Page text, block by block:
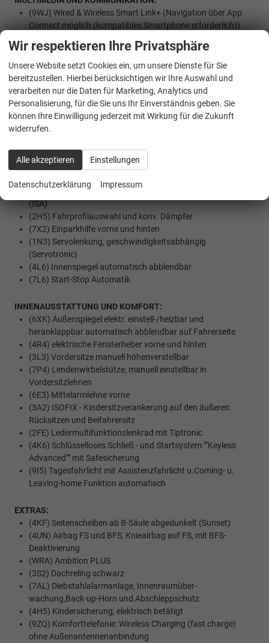
(9WJ) Wired & Wireless Smart Link+ (Navigation über App
Connect möglich (kompatibles Smartphone erforderlich))
(QV3) DAB - Digitaler Radioempfang
(QH1) Sprachsteuerung
SICHERHEIT:
(8J3) ""FRONT ASSIST"" - mit Warnen und Bremsen auf
Fahrzeuge, Fu~g{nger und Radfahrer
(EM2) Ablenkungs- und Müdigkeitserkennung
(UG1) Berganfahrassistent
(4G3) Mit Ausweichunterstützung mit Abbiegeassistent
(NZ4) Notrufsystem - privat eCall
(LT2) Mit Speedlimiter (LIM), mit Intelligent Speed Assist
(ISA)
(2H5) Fahrprofilauswahl und konv. Dämpfer
(7X2) Einparkhilfe vorne und hinten
(1N3) Servolenkung, geschwindigkeitsabhängig
(Servotronic)
(4L6) Innenspiegel automatisch abblendbar
(7L6) Start-Stop Automatik
INNENAUSSTATTUNG UND KOMFORT:
(6XK) Außenspiegel elektr. einstell-/heizbar und
heranklappbar automatisch abblendbar auf Fahrerseite
(4R4) elektrische Fensterheber vorne und hinten
(3L3) Vordersitze manuell höhenverstellbar
(7P4) Lendenwirbelstütze, manuell einstellbar in
Vordersitzlehnen
(6E3) Mittelarmlehne vorne
(3A2) ISOFIX - Kindersitzverankerung auf den äußeren
Rücksitzen und Beifahrersitz
(2FE) Ledermultifunktionslenkrad mit Tiptronic
(4K6) Schlüsselloses Schließ - und Startsystem ""Keyless
Advanced"" mit Safesicherung
(9I5) Tagesfahrlicht mit Assistenzfahrlicht u.Coming- u.
Leaving-home Funktion automatisch
EXTRAS:
(4KF) Seitenscheiben ab B-Säule abgedunkelt (Sunset)
(4UN) Airbag FS und BFS, Knieairbag auf FS, mit BFS-
Deaktivierung
(WRA) Ambition PLUS
(3S2) Dachreling schwarz
(7AL) Diebstahlalarmanlage, Innenraumüber-
wachung,Back-up-Horn und Abschleppschutz
(4H5) Kindersicherung, elektrisch betätigt
(9ZQ) Komforttelefonie: Wireless Charging (fast charge)
ohne Außenantennenanbindung
Wir respektieren Ihre Privatsphäre
Unsere Website setzt Cookies ein, um unsere Dienste für Sie
bereitzustellen. Hierbei berücksichtigen wir Ihre Auswahl und
verarbeiten nur die Daten für Marketing, Analytics und
Personalisierung, für die Sie uns Ihr Einverständnis geben. Sie
können Ihre Einwilligung jederzeit mit Wirkung für die Zukunft
widerrufen.
Alle akzeptieren Einstellungen
Datenschutzerklärung Impressum